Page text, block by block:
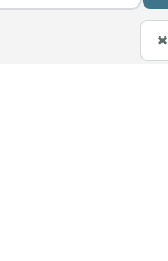
✖